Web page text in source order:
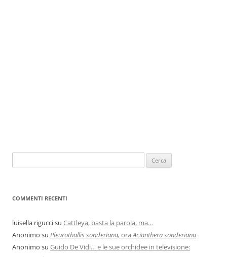
COMMENTI RECENTI
luisella riguccisu Cattleya, basta la parola, ma…
Anonimo su Pleurothallis sonderiana, ora Acianthera sonderiana
Anonimo su Guido De Vidi… e le sue orchidee in televisione: